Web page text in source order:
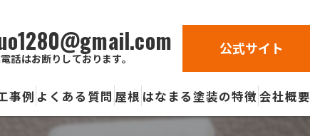
はお断りしております。
公式サイト
事例 よくある質問 屋根 はなまる塗装の特徴 会社概要